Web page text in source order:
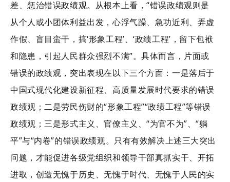
差、惩治错误政绩观。从根本上看，“错误政绩观则是
从个人或小团体利益出发，心浮气躁、急功近利、弄虚
作假、盲目蛮干，搞‘形象工程’、‘政绩工程’，留下包袱
和隐患，引起人民群众强烈不满”。具体而言，片面或
错误的政绩观，突出表现在以下三个方面：一是落后于
中国式现代化建设新征程、高质量发展时代要求的错误
政绩观；二是劳民伤财的“形象工程”“政绩工程”等错误
政绩观；三是形式主义、官僚主义、“为官不为”、“躺
平”与“内卷”的错误政绩观。只有有效解决上述三大突出
问题，才能促进各级党组织和领导干部真抓实干、开拓
进取，创造无愧于历史、无愧于时代、无愧于人民的实